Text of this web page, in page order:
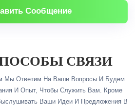
Сообщение
СВЯЗИ
Мы Ответим На Ваши Вопросы И Будем
И Опыт, Чтобы Служить Вам. Кроме
Ваши Идеи И Предложения В